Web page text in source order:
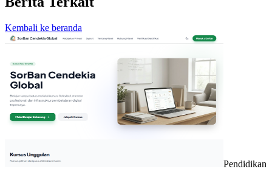
Kembali ke beranda
Pendidikan